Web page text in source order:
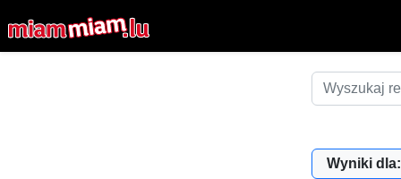
Wyniki dla: